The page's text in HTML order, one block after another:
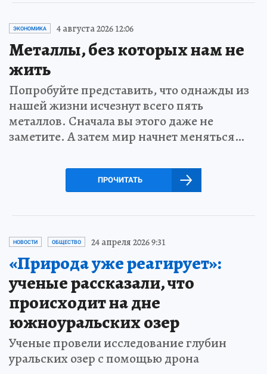
ЭКОНОМИКА 4 августа 2026 12:06
Металлы, без которых нам не
жить
Попробуйте представить, что однажды из
нашей жизни исчезнут всего пять
металлов. Сначала вы этого даже не
заметите. А затем мир начнет меняться…
ПРОЧИТАТЬ
НОВОСТИ ОБЩЕСТВО 24 апреля 2026 9:31
«Природа уже реагирует»:
ученые рассказали, что
происходит на дне
южноуральских озер
Ученые провели исследование глубин
уральских озер с помощью дрона